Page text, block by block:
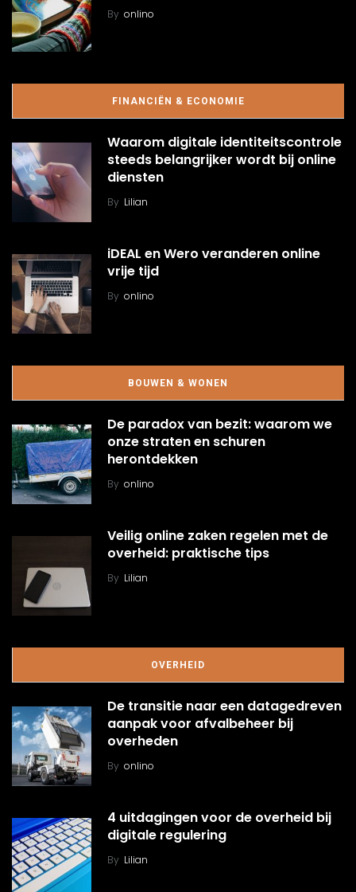
By onlino
FINANCIËN & ECONOMIE
Waarom digitale identiteitscontrole
steeds belangrijker wordt bij online
diensten
By Lilian
iDEAL en Wero veranderen online
vrije tijd
By onlino
BOUWEN & WONEN
De paradox van bezit: waarom we
onze straten en schuren
herontdekken
By onlino
Veilig online zaken regelen met de
overheid: praktische tips
By Lilian
OVERHEID
De transitie naar een datagedreven
aanpak voor afvalbeheer bij
overheden
By onlino
4 uitdagingen voor de overheid bij
digitale regulering
By Lilian